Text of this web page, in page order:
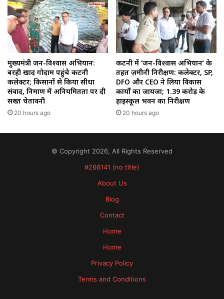
मुख्यमंत्री जन-विश्वास अभियान:
बरही खाद गोदाम पहुंचे कटनी
कलेक्टर; किसानों से किया सीधा
संवाद, निर्माण में अनियमितता पर दी
सख्त चेतावनी
20 hours ago
कटनी में ‘जन-विश्वास अभियान’ के
तहत ज़मीनी निरीक्षण: कलेक्टर, SP,
DFO और CEO ने लिया विकास
कार्यों का जायजा; ₹1.39 करोड़ के
हाईस्कूल भवन का निरीक्षण
20 hours ago
© Copyright 2026, All Rights Reserved
#266141 (no title)
About Us
Blog
Contact
Home
Home
Privacy Policy
Terms and Conditions